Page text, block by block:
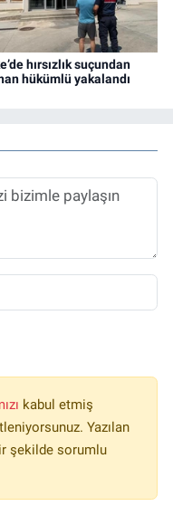
hırsızlık suçundan
hükümlü yakalandı
kabul etmiş
Yazılan
şekilde sorumlu